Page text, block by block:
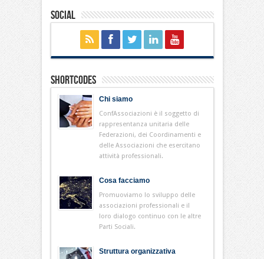
Social
Shortcodes
Chi siamo
ConfAssociazioni è il soggetto di
rappresentanza unitaria delle
Federazioni, dei Coordinamenti e
delle Associazioni che esercitano
attività professionali.
Cosa facciamo
Promuoviamo lo sviluppo delle
associazioni professionali e il
loro dialogo continuo con le altre
Parti Sociali.
Struttura organizzativa